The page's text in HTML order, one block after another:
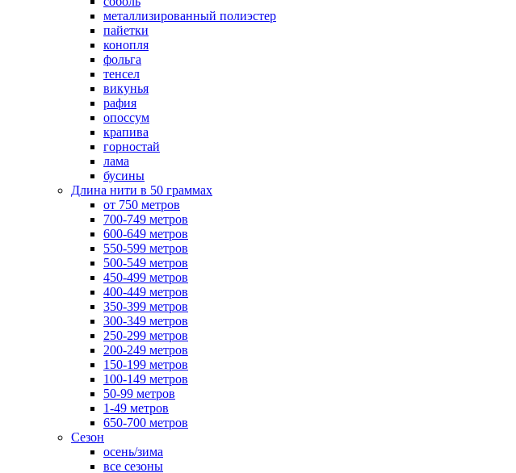
металлизированный полиэстер
пайетки
конопля
фольга
тенсел
викунья
рафия
опоссум
крапива
горностай
лама
бусины
Длина нити в 50 граммах
от 750 метров
700-749 метров
600-649 метров
550-599 метров
500-549 метров
450-499 метров
400-449 метров
350-399 метров
300-349 метров
250-299 метров
200-249 метров
150-199 метров
100-149 метров
50-99 метров
1-49 метров
650-700 метров
Сезон
осень/зима
все сезоны